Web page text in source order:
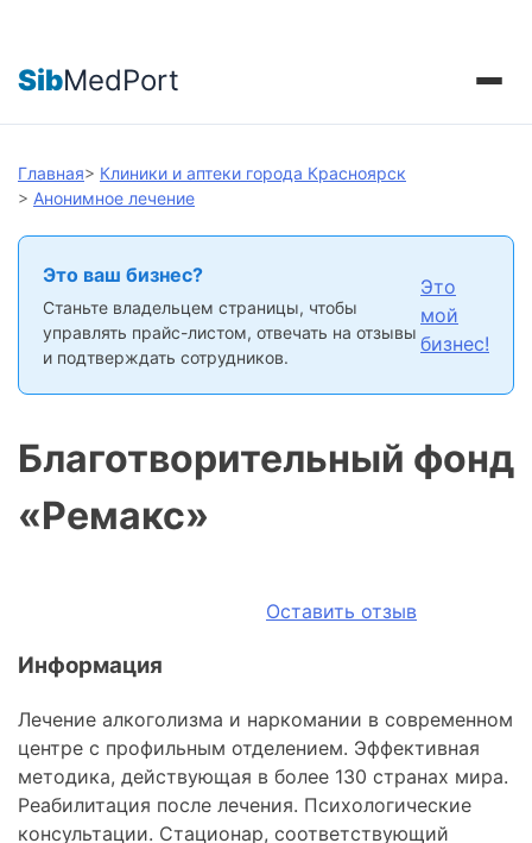
SibMedPort
Главная> Клиники и аптеки города Красноярск
> Анонимное лечение
Это ваш бизнес?
Станьте владельцем страницы, чтобы
управлять прайс-листом, отвечать на отзывы
и подтверждать сотрудников.
Это
мой
бизнес!
Благотворительный фонд
«Ремакс»
Оставить отзыв
Информация
Лечение алкоголизма и наркомании в современном
центре с профильным отделением. Эффективная
методика, действующая в более 130 странах мира.
Реабилитация после лечения. Психологические
консультации. Стационар, соответствующий